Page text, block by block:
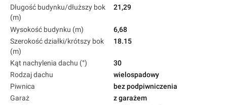
Długość budynku/dłuższy bok
(m)
21,29
Wysokość budynku (m)
6,68
Szerokość działki/krótszy bok
(m)
18.15
Kąt nachylenia dachu (°)
30
Rodzaj dachu
wielospadowy
Piwnica
bez podpiwniczenia
Garaż
z garażem